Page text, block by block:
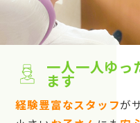
一人一人ゆっ
ます
経験豊富なスタッフが